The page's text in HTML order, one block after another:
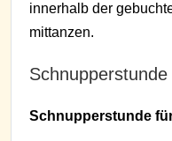
innerhalb der
mittanzen.
Schnupperstunde
Schnupperstunde